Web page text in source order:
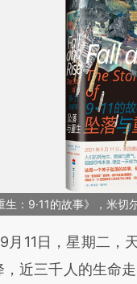
生：9·11的故事》，米切
头增加这段
月11日，星期二，
近三千人的生命